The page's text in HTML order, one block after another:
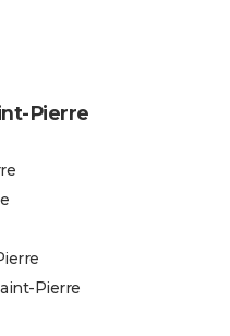
Pierre
Pierre